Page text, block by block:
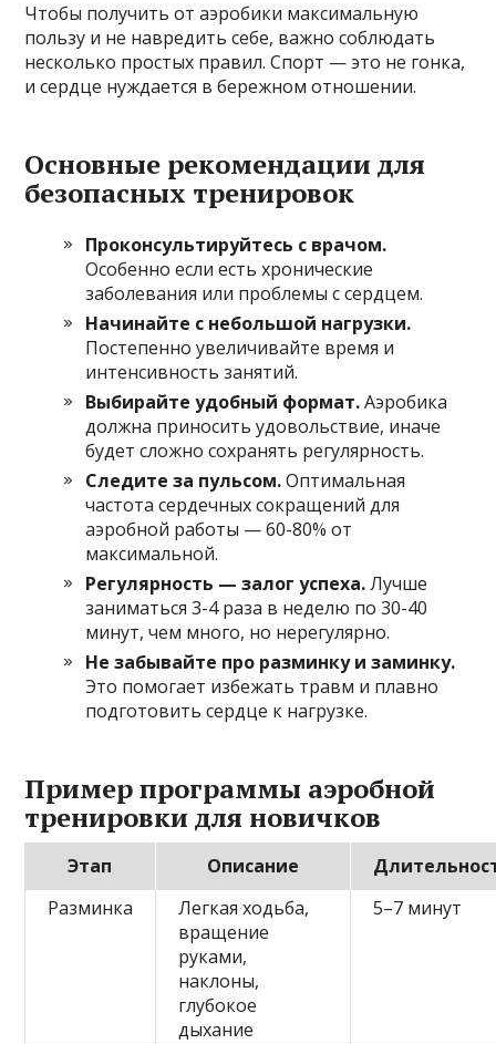
Чтобы получить от аэробики максимальную
пользу и не навредить себе, важно соблюдать
несколько простых правил. Спорт — это не гонка,
и сердце нуждается в бережном отношении.
Основные рекомендации для
безопасных тренировок
Проконсультируйтесь с врачом.
Особенно если есть хронические
заболевания или проблемы с сердцем.
Начинайте с небольшой нагрузки.
Постепенно увеличивайте время и
интенсивность занятий.
Выбирайте удобный формат.Аэробика
должна приносить удовольствие, иначе
будет сложно сохранять регулярность.
Следите за пульсом.Оптимальная
частота сердечных сокращений для
аэробной работы — 60-80% от
максимальной.
Регулярность — залог успеха.Лучше
заниматься 3-4 раза в неделю по 30-40
минут, чем много, но нерегулярно.
Не забывайте про разминку и заминку.
Это помогает избежать травм и плавно
подготовить сердце к нагрузке.
Пример программы аэробной
тренировки для новичков
Этап Описание
Разминка
Легкая ходьба,
вращение
руками,
наклоны,
глубокое
дыхание
5–7 минут